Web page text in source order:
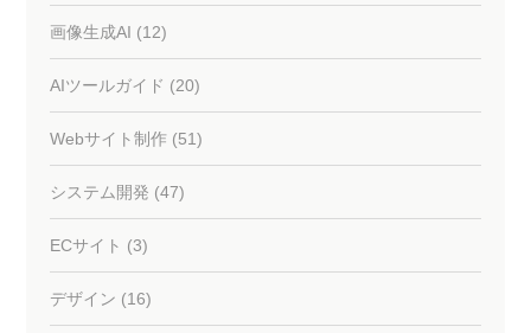
画像生成AI (12)
AIツールガイド (20)
Webサイト制作 (51)
システム開発 (47)
ECサイト (3)
デザイン (16)